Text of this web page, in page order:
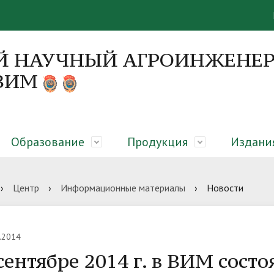
НАУЧНЫЙ
Руководство
Диссертационные советы
Образование
об образовательном
Абитуриенту
Продукция
закрытого грунта,
микроклиматическая
Оборудование для
Монографии
› Центр › Информационные материалы › Новости
2014 г. в ВИМ